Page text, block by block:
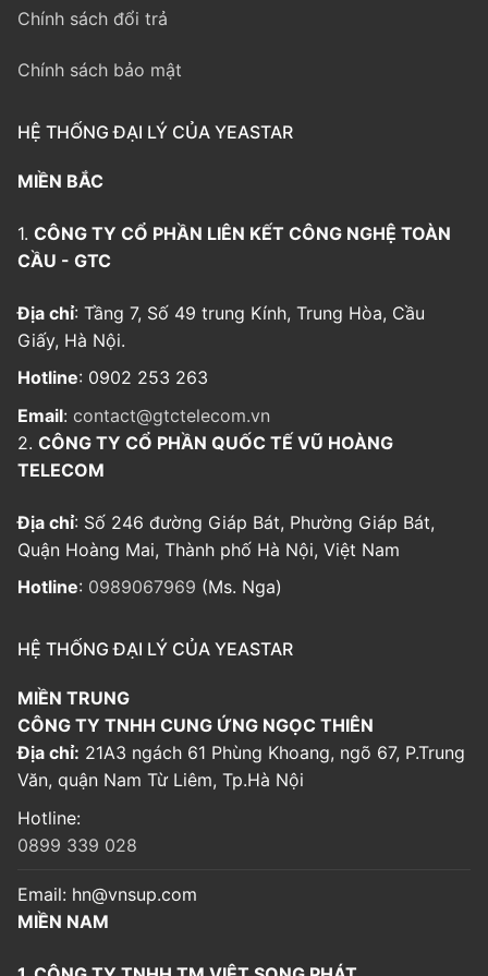
Chính sách đổi trả
Chính sách bảo mật
HỆ THỐNG ĐẠI LÝ CỦA YEASTAR
MIỀN BẮC
1. CÔNG TY CỔ PHẦN LIÊN KẾT CÔNG NGHỆ TOÀN
CẦU - GTC
Địa chỉ: Tầng 7, Số 49 trung Kính, Trung Hòa, Cầu
Giấy, Hà Nội.
Hotline: 0902 253 263
Email: contact@gtctelecom.vn
2. CÔNG TY CỔ PHẦN QUỐC TẾ VŨ HOÀNG
TELECOM
Địa chỉ: Số 246 đường Giáp Bát, Phường Giáp Bát,
Quận Hoàng Mai, Thành phố Hà Nội, Việt Nam
Hotline: 0989067969 (Ms. Nga)
HỆ THỐNG ĐẠI LÝ CỦA YEASTAR
MIỀN TRUNG
CÔNG TY TNHH CUNG ỨNG NGỌC THIÊN
Địa chỉ: 21A3 ngách 61 Phùng Khoang, ngõ 67, P.Trung
Văn, quận Nam Từ Liêm, Tp.Hà Nội
Hotline:
0899 339 028
Email: hn@vnsup.com
MIỀN NAM